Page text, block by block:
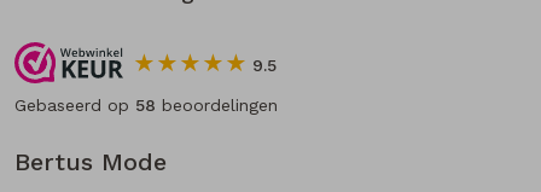
Bertus Mode
9.5
Gebaseerd op 58 beoordelingen